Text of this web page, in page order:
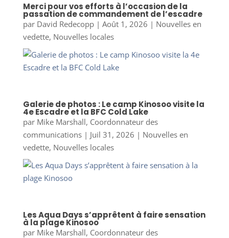
Merci pour vos efforts à l’occasion de la
passation de commandement de l’escadre
par David Redecopp| Août 1, 2026 | Nouvelles en
vedette, Nouvelles locales
Galerie de photos : Le camp Kinosoo visite la
4e Escadre et la BFC Cold Lake
par Mike Marshall, Coordonnateur des
communications| Juil 31, 2026 | Nouvelles en
vedette, Nouvelles locales
Les Aqua Days s’apprêtent à faire sensation
à la plage Kinosoo
par Mike Marshall, Coordonnateur des